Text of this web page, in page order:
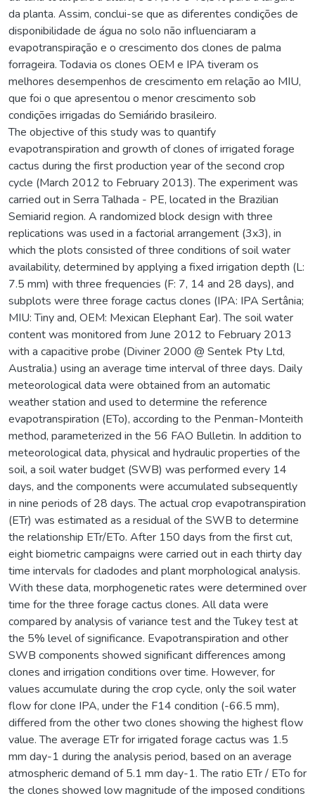
da planta. Assim, conclui-se que as diferentes condições de
disponibilidade de água no solo não influenciaram a
evapotranspiração e o crescimento dos clones de palma
forrageira. Todavia os clones OEM e IPA tiveram os
melhores desempenhos de crescimento em relação ao MIU,
que foi o que apresentou o menor crescimento sob
condições irrigadas do Semiárido brasileiro.
The objective of this study was to quantify
evapotranspiration and growth of clones of irrigated forage
cactus during the first production year of the second crop
cycle (March 2012 to February 2013). The experiment was
carried out in Serra Talhada - PE, located in the Brazilian
Semiarid region. A randomized block design with three
replications was used in a factorial arrangement (3x3), in
which the plots consisted of three conditions of soil water
availability, determined by applying a fixed irrigation depth (L:
7.5 mm) with three frequencies (F: 7, 14 and 28 days), and
subplots were three forage cactus clones (IPA: IPA Sertânia;
MIU: Tiny and, OEM: Mexican Elephant Ear). The soil water
content was monitored from June 2012 to February 2013
with a capacitive probe (Diviner 2000 @ Sentek Pty Ltd,
Australia.) using an average time interval of three days. Daily
meteorological data were obtained from an automatic
weather station and used to determine the reference
evapotranspiration (ETo), according to the Penman-Monteith
method, parameterized in the 56 FAO Bulletin. In addition to
meteorological data, physical and hydraulic properties of the
soil, a soil water budget (SWB) was performed every 14
days, and the components were accumulated subsequently
in nine periods of 28 days. The actual crop evapotranspiration
(ETr) was estimated as a residual of the SWB to determine
the relationship ETr/ETo. After 150 days from the first cut,
eight biometric campaigns were carried out in each thirty day
time intervals for cladodes and plant morphological analysis.
With these data, morphogenetic rates were determined over
time for the three forage cactus clones. All data were
compared by analysis of variance test and the Tukey test at
the 5% level of significance. Evapotranspiration and other
SWB components showed significant differences among
clones and irrigation conditions over time. However, for
values accumulate during the crop cycle, only the soil water
flow for clone IPA, under the F14 condition (-66.5 mm),
differed from the other two clones showing the highest flow
value. The average ETr for irrigated forage cactus was 1.5
mm day-1 during the analysis period, based on an average
atmospheric demand of 5.1 mm day-1. The ratio ETr / ETo for
the clones showed low magnitude of the imposed conditions